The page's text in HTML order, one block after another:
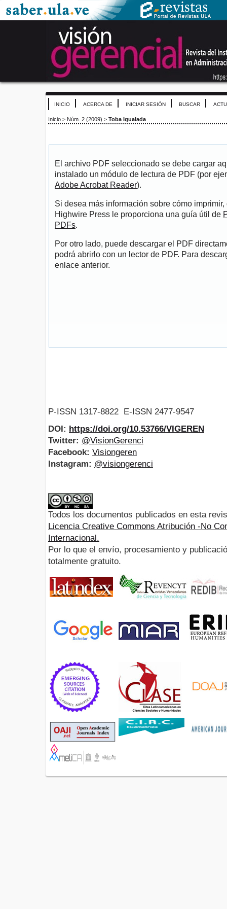
INICIO ACERCA DE INICIAR SESIÓN BUSCAR
Inicio > Núm. 2 (2009) > Toba Igualada
El archivo PDF seleccionado se debe cargar
instalado un módulo de lectura de PDF (por
Adobe Acrobat Reader).
Si desea más información sobre cómo
Highwire Press le proporciona una guía útil de
PDFs.
Por otro lado, puede descargar el PDF
podrá abrirlo con un lector de PDF. Para
enlace anterior.
P-ISSN 1317-8822 E-ISSN 2477-9547
DOI: https://doi.org/10.53766/VIGEREN
Twitter: @VisionGerenci
Facebook: Visiongeren
Instagram: @visiongerenci
Todos los documentos publicados en esta
Licencia Creative Commons Atribución -No
Internacional.
Por lo que el envío, procesamiento y
totalmente gratuito.